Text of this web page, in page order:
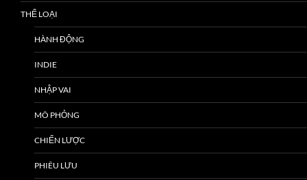
THỂ LOẠI
HÀNH ĐỘNG
INDIE
NHẬP VAI
MÔ PHỎNG
CHIẾN LƯỢC
PHIÊU LƯU